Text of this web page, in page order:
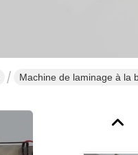
Machine de laminage à la